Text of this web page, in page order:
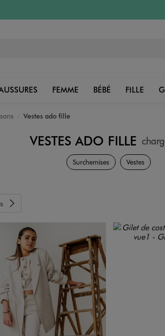
FEMME BÉBÉ FILLE
Vestes ado fille
VESTES ADO FILLE
Vêtements
Surchemises Vestes